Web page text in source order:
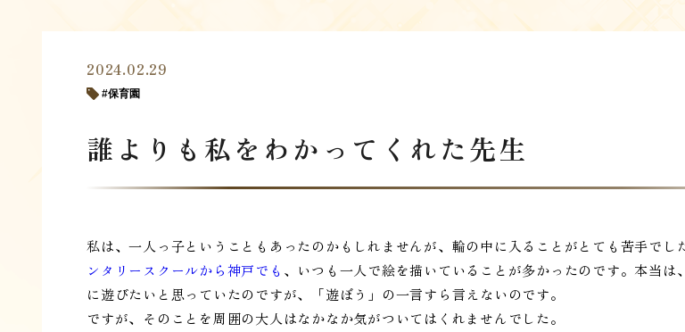
2024.02.29
保育園
誰よりも私をわかってくれた先生
私は、一人っ子ということもあったのかもしれませんが、輪の中に入ることがとても苦手でし
ンタリースクールから神戸でも 、いつも一人で絵を描いていることが多かったのです。本当は
に遊びたいと思っていたのですが、「遊ぼう」の一言すら言えないのです。
ですが、そのことを周囲の大人はなかなか気がついてはくれませんでした。